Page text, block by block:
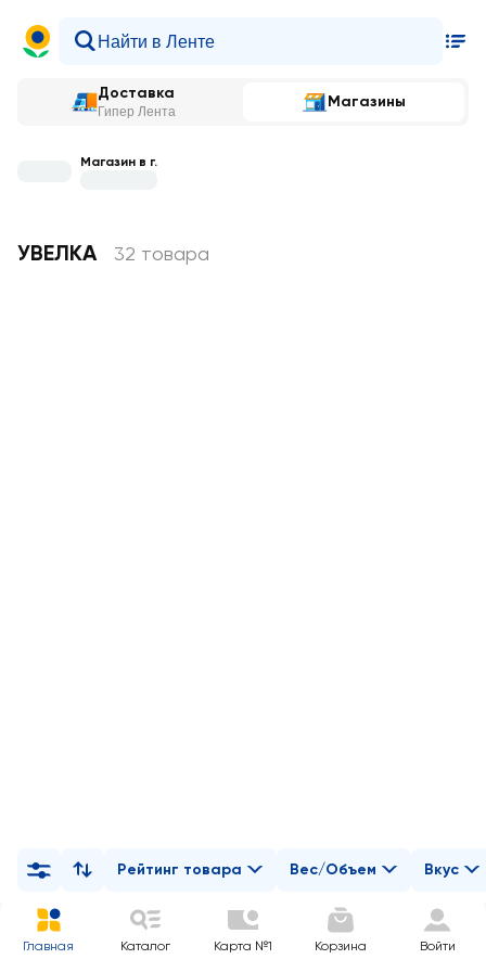
Доставка
Гипер Лента
Магазины
Магазин в г.
УВЕЛКА 32 товара
Рейтинг товара Вес/Объем Вкус
Главная Каталог Карта №1 Корзина Войти